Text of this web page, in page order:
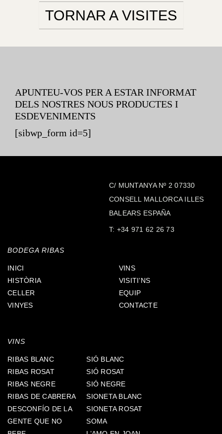
TORNAR A VISITES
APUNTEU-VOS PER A ESTAR INFORMAT
DELS NOSTRES NOUS PRODUCTES I
ESDEVENIMENTS
[sibwp_form id=5]
C/ MUNTANYA Nº 2 07330
CONSELL MALLORCA ILLES
BALEARS ESPAÑA
T: +34 971 62 26 73
BODEGA RIBAS
INICI
HISTÒRIA
CELLER
VINYES
VINS
VISITI’NS
EQUIP
CONTACTE
VINS
RIBAS BLANC
RIBAS ROSAT
RIBAS NEGRE
RIBAS DE CABRERA
DESCONFÍO DE LA
GENTE QUE NO
SIÓ BLANC
SIÓ ROSAT
SIÓ NEGRE
SIONETA BLANC
SIONETA ROSAT
SOMA